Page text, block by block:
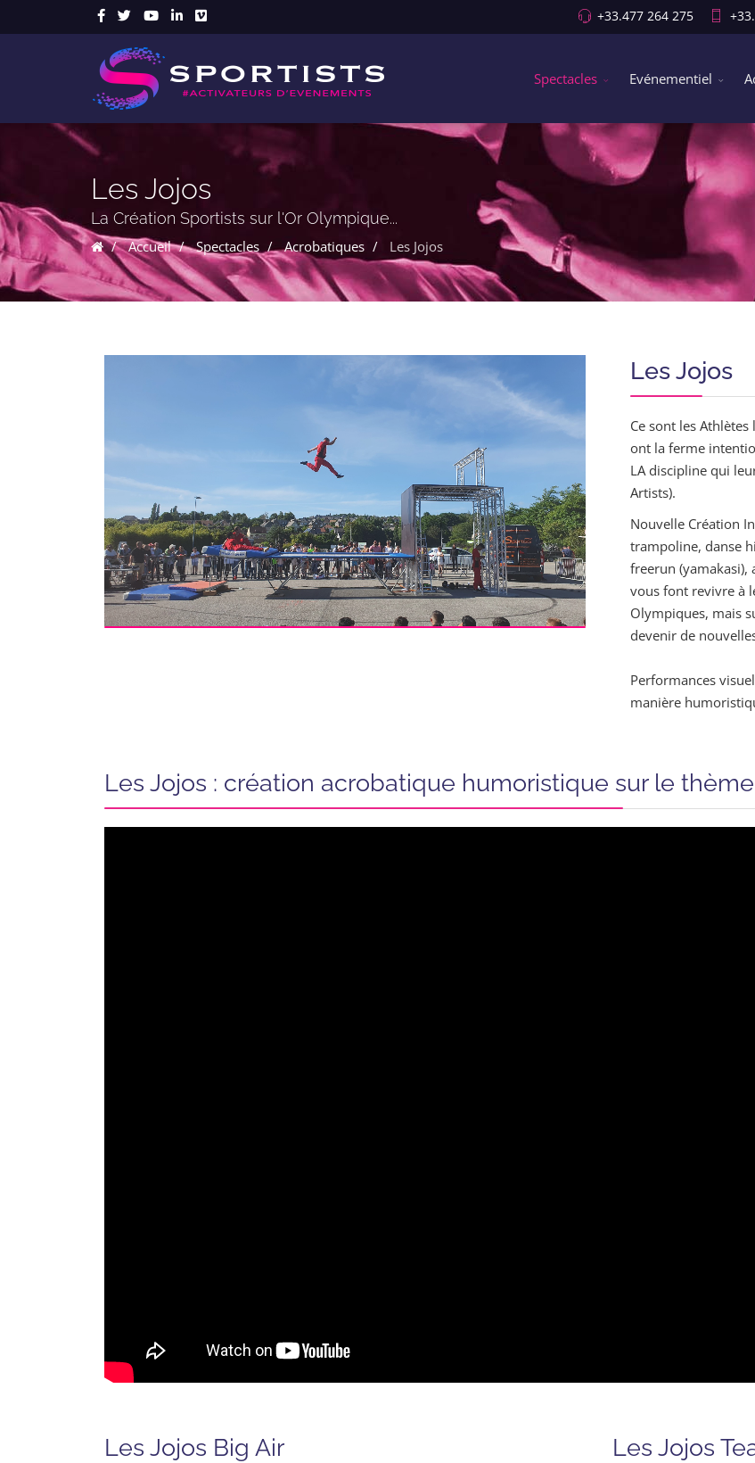
+33.477 264 275
Spectacles Evénementiel
Les Jojos
La Création Sportists sur l'Or Olympique...
Accueil Spectacles Acrobatiques Les Jojos
Les Jojos
Ce sont les
ont la ferme
LA discipline qui
Artists).
Nouvelle Création
trampoline, danse
freerun
vous font revivre à
Olympiques, mais
devenir de
Performances
manière
Les Jojos : création acrobatique humoristique sur le thème
Les Jojos Big Air Les Jojos